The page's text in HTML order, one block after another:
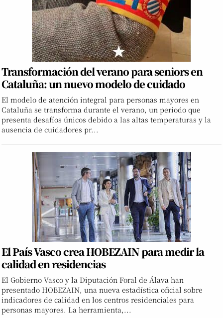
Transformación del verano para seniors en
Cataluña: un nuevo modelo de cuidado
El modelo de atención integral para personas mayores en
Cataluña se transforma durante el verano, un periodo que
presenta desafíos únicos debido a las altas temperaturas y la
ausencia de cuidadores pr...
El País Vasco crea HOBEZAIN para medir la
calidad en residencias
El Gobierno Vasco y la Diputación Foral de Álava han
presentado HOBEZAIN, una nueva estadística oficial sobre
indicadores de calidad en los centros residenciales para
personas mayores. La herramienta,...